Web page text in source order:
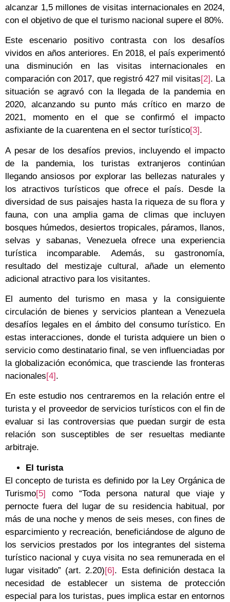
alcanzar 1,5 millones de visitas internacionales en 2024,
con el objetivo de que el turismo nacional supere el 80%.
Este escenario positivo contrasta con los desafíos
vividos en años anteriores. En 2018, el país experimentó
una disminución en las visitas internacionales en
comparación con 2017, que registró 427 mil visitas[2] . La
situación se agravó con la llegada de la pandemia en
2020, alcanzando su punto más crítico en marzo de
2021, momento en el que se confirmó el impacto
asfixiante de la cuarentena en el sector turístico[3] .
A pesar de los desafíos previos, incluyendo el impacto
de la pandemia, los turistas extranjeros continúan
llegando ansiosos por explorar las bellezas naturales y
los atractivos turísticos que ofrece el país. Desde la
diversidad de sus paisajes hasta la riqueza de su flora y
fauna, con una amplia gama de climas que incluyen
bosques húmedos, desiertos tropicales, páramos, llanos,
selvas y sabanas, Venezuela ofrece una experiencia
turística incomparable. Además, su gastronomía,
resultado del mestizaje cultural, añade un elemento
adicional atractivo para los visitantes.
El aumento del turismo en masa y la consiguiente
circulación de bienes y servicios plantean a Venezuela
desafíos legales en el ámbito del consumo turístico. En
estas interacciones, donde el turista adquiere un bien o
servicio como destinatario final, se ven influenciadas por
la globalización económica, que trasciende las fronteras
nacionales[4].
En este estudio nos centraremos en la relación entre el
turista y el proveedor de servicios turísticos con el fin de
evaluar si las controversias que puedan surgir de esta
relación son susceptibles de ser resueltas mediante
arbitraje.
El turista
El concepto de turista es definido por la Ley Orgánica de
Turismo[5] como “Toda persona natural que viaje y
pernocte fuera del lugar de su residencia habitual, por
más de una noche y menos de seis meses, con fines de
esparcimiento y recreación, beneficiándose de alguno de
los servicios prestados por los integrantes del sistema
turístico nacional y cuya visita no sea remunerada en el
lugar visitado” (art. 2.20)[6]. Esta definición destaca la
necesidad de establecer un sistema de protección
especial para los turistas, pues implica estar en entornos